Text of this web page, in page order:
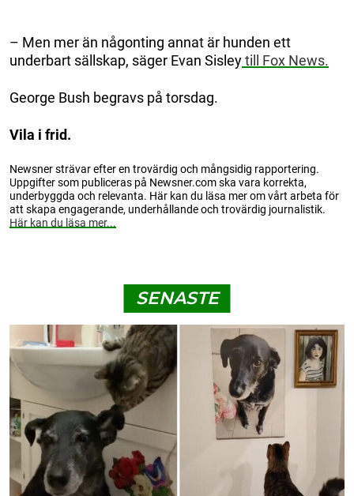
– Men mer än någonting annat är hunden ett
underbart sällskap, säger Evan Sisleytill Fox News.
George Bush begravs på torsdag.
Vila i frid.
Newsner strävar efter en trovärdig och mångsidig rapportering.
Uppgifter som publiceras på Newsner.com ska vara korrekta,
underbyggda och relevanta. Här kan du läsa mer om vårt arbeta för
att skapa engagerande, underhållande och trovärdig journalistik.
Här kan du läsa mer...
SENASTE